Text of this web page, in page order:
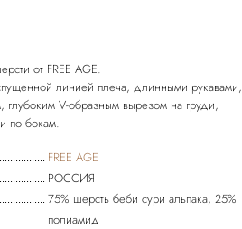
от FREE AGE.
линией плеча, длинными рукавами,
V-образным вырезом на груди,
FREE AGE
РОССИЯ
75% шерсть беби сури альпака, 25%
полиамид